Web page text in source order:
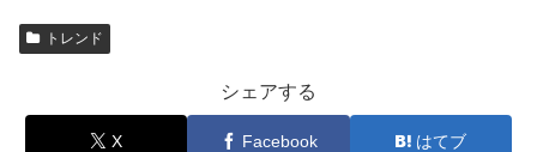
トレンド
シェアする
X Facebook はてブ